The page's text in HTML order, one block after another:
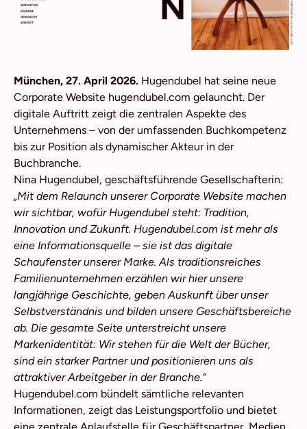
München, 27. April 2026. Hugendubel hat seine neue
Corporate Website hugendubel.com gelauncht. Der
digitale Auftritt zeigt die zentralen Aspekte des
Unternehmens – von der umfassenden Buchkompetenz
bis zur Position als dynamischer Akteur in der
Buchbranche.
Nina Hugendubel, geschäftsführende Gesellschafterin:
„Mit dem Relaunch unserer Corporate Website machen
wir sichtbar, wofür Hugendubel steht: Tradition,
Innovation und Zukunft. Hugendubel.com ist mehr als
eine Informationsquelle – sie ist das digitale
Schaufenster unserer Marke. Als traditionsreiches
Familienunternehmen erzählen wir hier unsere
langjährige Geschichte, geben Auskunft über unser
Selbstverständnis und bilden unsere Geschäftsbereiche
ab. Die gesamte Seite unterstreicht unsere
Markenidentität: Wir stehen für die Welt der Bücher,
sind ein starker Partner und positionieren uns als
attraktiver Arbeitgeber in der Branche.“
Hugendubel.com bündelt sämtliche relevanten
Informationen, zeigt das Leistungsportfolio und bietet